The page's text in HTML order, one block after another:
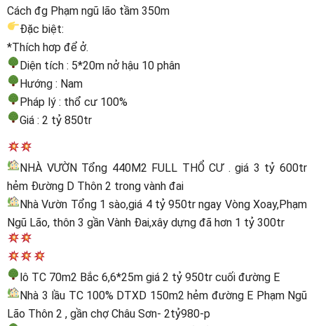
Cách đg Phạm ngũ lão tầm 350m
Đặc biệt:
*Thích hơp để ở.
Diện tích : 5*20m nở hậu 10 phân
Hướng : Nam
Pháp lý : thổ cư 100%
Giá : 2 tỷ 850tr
NHÀ VƯỜN Tổng 440M2 FULL THỔ CƯ . giá 3 tỷ 600tr
hẻm Đường D Thôn 2 trong vành đai
Nhà Vườn Tổng 1 sào,giá 4 tỷ 950tr ngay Vòng Xoay,Phạm
Ngũ Lão, thôn 3 gần Vành Đai,xây dựng đã hơn 1 tỷ 300tr
lô TC 70m2 Bắc 6,6*25m giá 2 tỷ 950tr cuối đường E
Nhà 3 lầu TC 100% DTXD 150m2 hẻm đường E Phạm Ngũ
Lão Thôn 2 , gần chợ Châu Sơn- 2tỷ980-p